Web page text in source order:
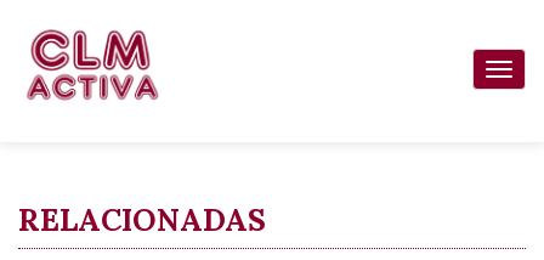
contenido
RELACIONADAS